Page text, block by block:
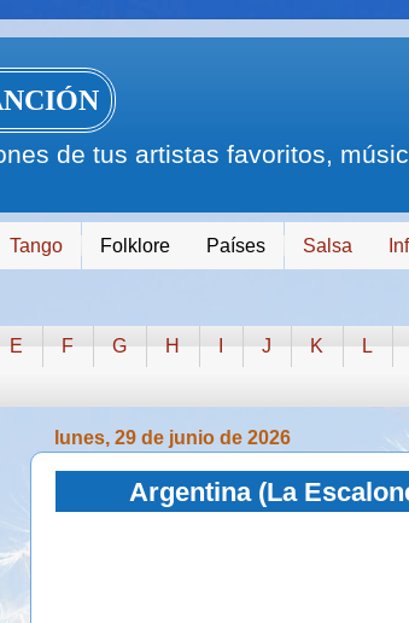
de tus artistas favoritos,
Tango Folklore Países Salsa
E F G H J K L
lunes, 29 de junio de 2026
Argentina (La